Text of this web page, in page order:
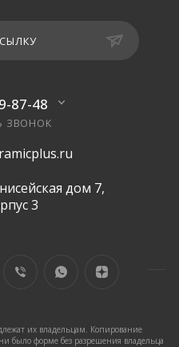
87-48
ЗВОНОК
дом 7,
3
их владельцам. Копирование
было форме без разрешения владельца